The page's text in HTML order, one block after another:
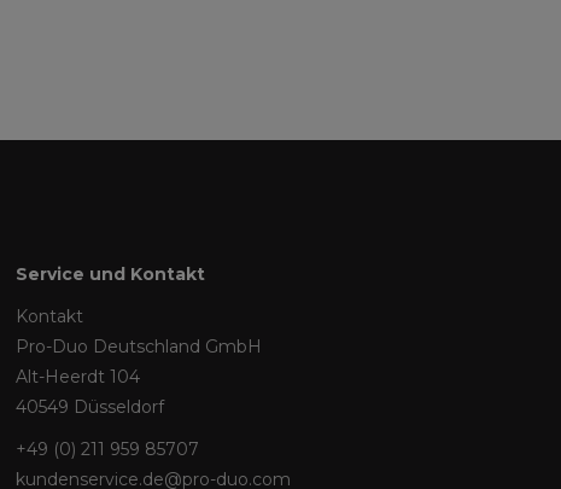
Service und Kontakt
Kontakt
Pro-Duo Deutschland GmbH
Alt-Heerdt 104
40549 Düsseldorf
+49 (0) 211 959 85707
kundenservice.de@pro-duo.com